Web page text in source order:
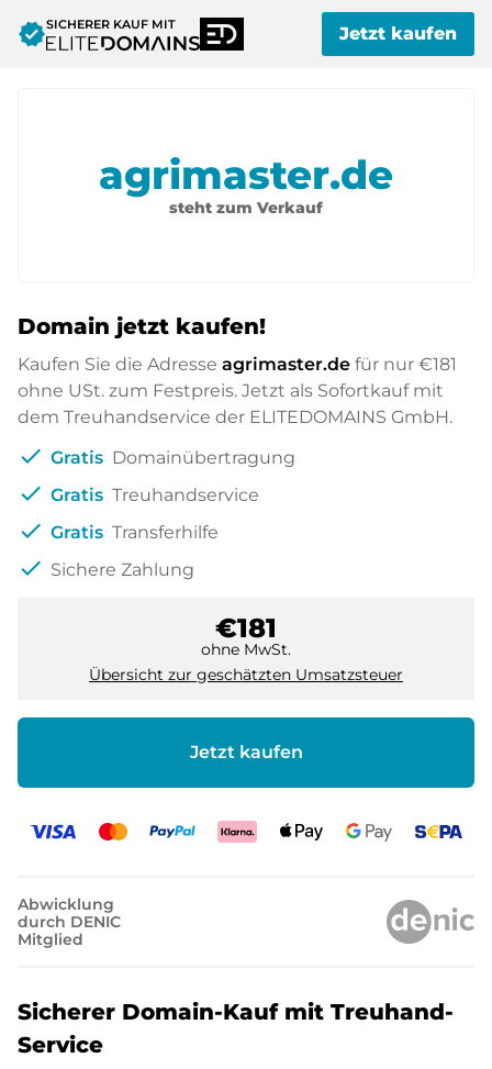
verifiedSICHERER KAUF MIT Jetzt kaufen
agrimaster.de
steht zum Verkauf
Domain jetzt kaufen!
Kaufen Sie die Adresse agrimaster.de für nur €181
ohne USt. zum Festpreis. Jetzt als Sofortkauf mit
dem Treuhandservice der ELITEDOMAINS GmbH.
check Gratis Domainübertragung
check Gratis Treuhandservice
check Gratis Transferhilfe
check Sichere Zahlung
€181
ohne MwSt.
Übersicht zur geschätzten Umsatzsteuer
Jetzt kaufen
Abwicklung
durch DENIC
Mitglied
Sicherer Domain-Kauf mit Treuhand-
Service